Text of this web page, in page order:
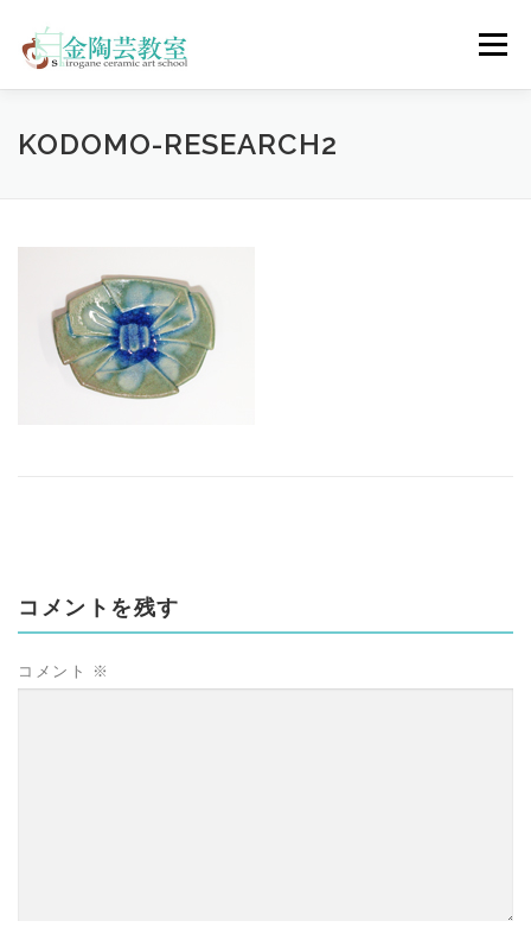
メニュー
陶芸体験コース ウェディングコース
ENGLISH
KODOMO-RESEARCH2
コメントを残す
コメント ※